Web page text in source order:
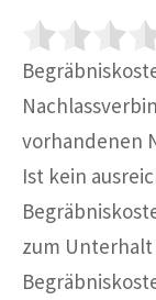
vorhandenen
Ist kein
zum